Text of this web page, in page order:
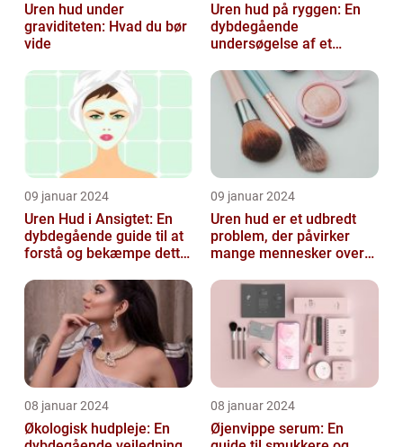
Uren hud under
graviditeten: Hvad du bør
vide
Uren hud på ryggen: En
dybdegående
undersøgelse af et
undertiden overset
skønhedspr...
09 januar 2024
Uren Hud i Ansigtet: En
dybdegående guide til at
forstå og bekæmpe dette
09 januar 2024
Uren hud er et udbredt
problem, der påvirker
mange mennesker over
08 januar 2024
Økologisk hudpleje: En
08 januar 2024
Øjenvippe serum: En